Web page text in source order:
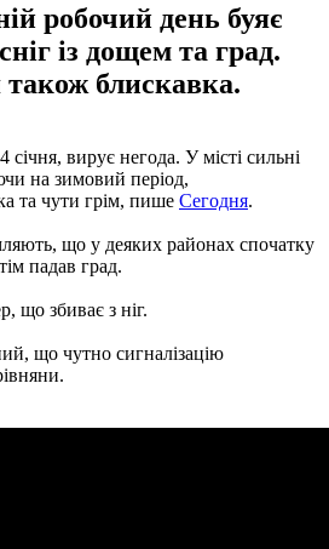
робочий день буяє
із дощем та град.
також блискавка.
вирує негода. У місті сильні
на зимовий період,
та чути грім, пише Сегодня.
що у деяких районах спочатку
падав град.
що збиває з ніг.
що чутно сигналізацію